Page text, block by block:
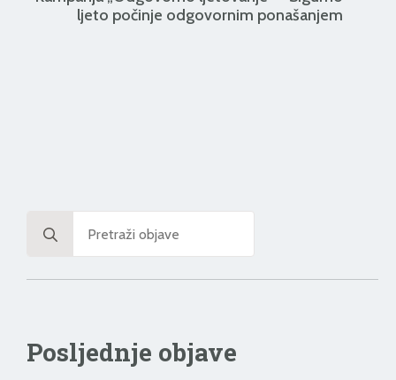
ljeto počinje odgovornim ponašanjem
for:
Posljednje objave